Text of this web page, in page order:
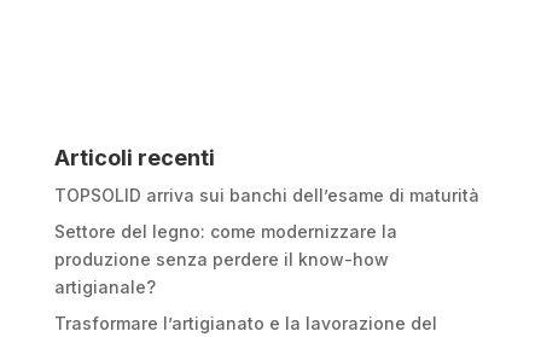
Articoli recenti
TOPSOLID arriva sui banchi dell’esame di maturità
Settore del legno: come modernizzare la
produzione senza perdere il know-how
artigianale?
Trasformare l’artigianato e la lavorazione del